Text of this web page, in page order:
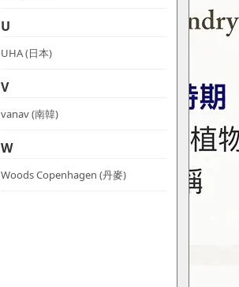
U
UHA (日本)
V
vanav (南韓)
W
Woods Copenhagen (丹麥)